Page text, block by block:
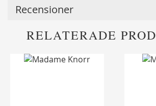
Recensioner
RELATERADE